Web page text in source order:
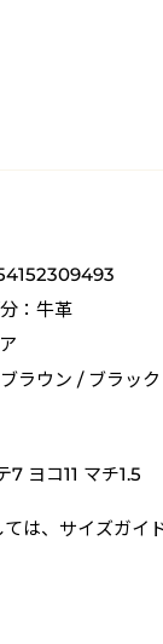
：牛革
ラウン / ブラッ
7 ヨコ11 マチ1.5
は、 サイズガイ